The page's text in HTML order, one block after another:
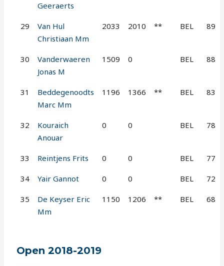
Geeraerts
29
Van Hul
Christiaan Mm
2033 2010 ** BEL 89
30
Vanderwaeren
Jonas M
1509 0 BEL 88
31
Beddegenoodts
Marc Mm
1196 1366 ** BEL 83
32
Kouraich
Anouar
0 0 BEL 78
33 Reintjens Frits 0 0 BEL 77
34 Yair Gannot 0 0 BEL 72
35
De Keyser Eric
Mm
1150 1206 ** BEL 68
Open 2018-2019